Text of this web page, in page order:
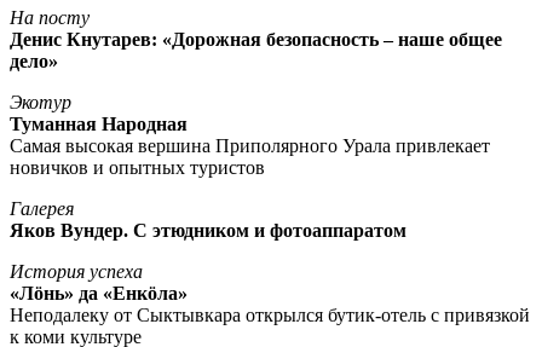
На посту
Денис Кнутарев: «Дорожная безопасность – наше общее
дело»
Экотур
Туманная Народная
Самая высокая вершина Приполярного Урала привлекает
новичков и опытных туристов
Галерея
Яков Вундер. С этюдником и фотоаппаратом
История успеха
«Лöнь» да «Енкöла»
Неподалеку от Сыктывкара открылся бутик-отель с привязкой
к коми культуре